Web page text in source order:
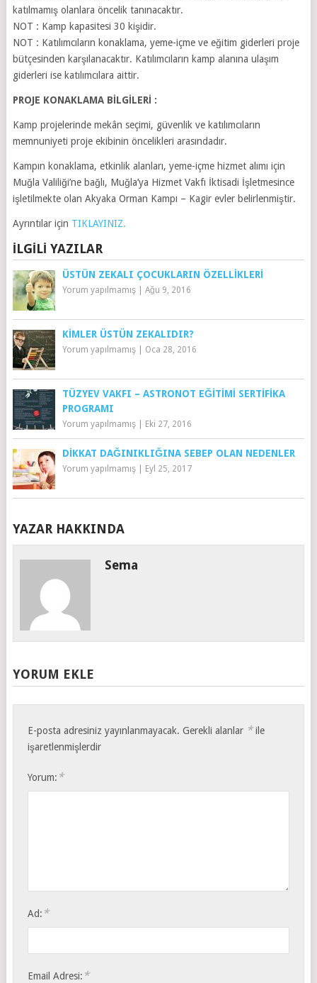
katılmamış olanlara öncelik tanınacaktır.
NOT : Kamp kapasitesi 30 kişidir.
NOT : Katılımcıların konaklama, yeme-içme ve eğitim giderleri proje
bütçesinden karşılanacaktır. Katılımcıların kamp alanına ulaşım
giderleri ise katılımcılara aittir.
PROJE KONAKLAMA BİLGİLERİ :
Kamp projelerinde mekân seçimi, güvenlik ve katılımcıların
memnuniyeti proje ekibinin öncelikleri arasındadır.
Kampın konaklama, etkinlik alanları, yeme-içme hizmet alımı için
Muğla Valiliği’ne bağlı, Muğla’ya Hizmet Vakfı İktisadi İşletmesince
işletilmekte olan Akyaka Orman Kampı – Kagir evler belirlenmiştir.
Ayrıntılar için TIKLAYINIZ.
İLGILI YAZILAR
ÜSTÜN ZEKALI ÇOCUKLARIN ÖZELLIKLERI
Yorum yapılmamış| Ağu 9, 2016
KIMLER ÜSTÜN ZEKALIDIR?
Yorum yapılmamış| Oca 28, 2016
TÜZYEV VAKFI – ASTRONOT EĞITIMI SERTIFIKA
PROGRAMI
Yorum yapılmamış| Eki 27, 2016
DIKKAT DAĞINIKLIĞINA SEBEP OLAN NEDENLER
Yorum yapılmamış| Eyl 25, 2017
YAZAR HAKKINDA
Sema
YORUM EKLE
E-posta adresiniz yayınlanmayacak. Gerekli alanlar *ile
işaretlenmişlerdir
Yorum: *
Ad: *
Email Adresi: *